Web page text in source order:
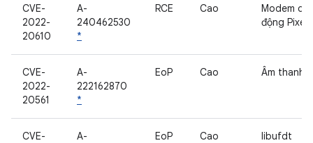
CVE-
2022-
20610
A-
240462530
*
RCE Cao
Modem di
động Pixel
CVE-
2022-
20561
A-
222162870
*
EoP Cao Âm thanh
CVE-
A-
EoP Cao libufdt